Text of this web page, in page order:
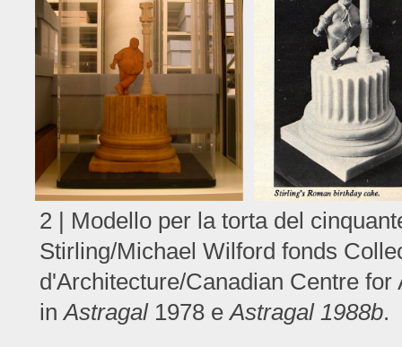
2 | Modello per la torta del
Stirling/Michael Wilford fonds
d'Architecture/Canadian Centre
inAstragal1978 eAstragal 1988b.